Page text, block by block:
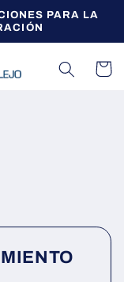
PARA LA
Carrito